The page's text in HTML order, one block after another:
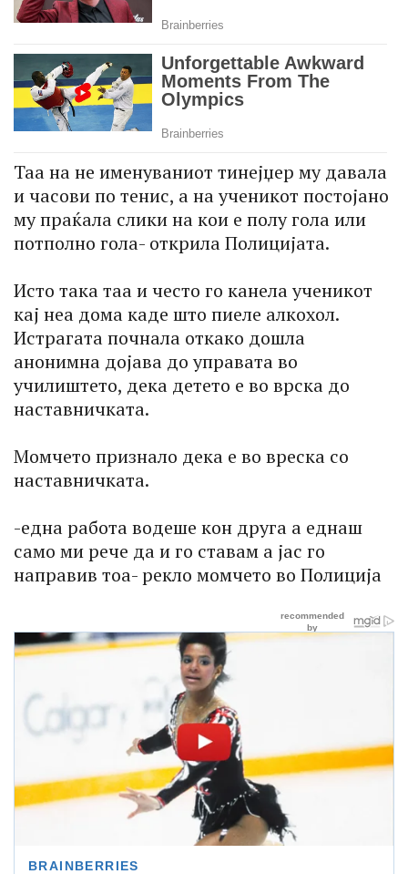
Таа на не именуваниот тинејџер му давала
и часови по тенис, а на ученикот постојано
му праќала слики на кои е полу гола или
потполно гола- открила Полицијата.
Исто така таа и често го канела ученикот
кај неа дома каде што пиеле алкохол.
Истрагата почнала откако дошла
анонимна дојава до управата во
училиштето, дека детето е во врска до
наставничката.
Момчето признало дека е во вреска со
наставничката.
-една работа водеше кон друга а еднаш
само ми рече да и го ставам а јас го
направив тоа- рекло момчето во Полиција